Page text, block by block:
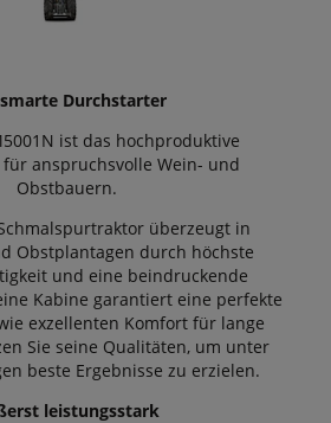
Durchstarter
ist das hochproduktive
anspruchsvolle Wein- und
Obstbauern.
überzeugt in
Obstplantagen durch höchste
und eine beindruckende
Kabine garantiert eine perfekte
exzellenten Komfort für lange
Sie seine Qualitäten, um unter
beste Ergebnisse zu erzielen.
leistungsstark